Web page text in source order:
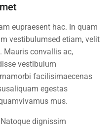
3
eupraesent hac. In quam
vestibulumsed etiam, velit
Mauris convallis ac,
vestibulum
facilisimaecenas
egestas
mus.
dignissim